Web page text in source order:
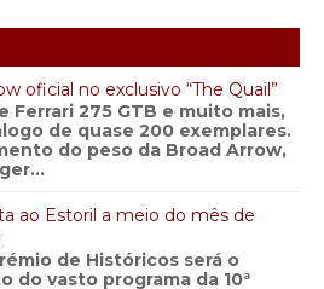
oficial no exclusivo “The Quail”
Ferrari 275 GTB e muito mais,
de quase 200 exemplares.
do peso da Broad Arrow,
ao Estoril a meio do mês de
de Históricos será o
do vasto programa da 10ª